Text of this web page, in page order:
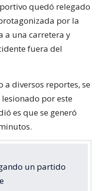
quedó relegado
por la
a una carretera y
fuera del
a diversos reportes, se
por este
es que se generó
un partido